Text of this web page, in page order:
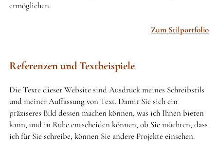
ermöglichen.
Zum Stilportfolio
Referenzen und Textbeispiele
Die Texte dieser Website sind Ausdruck meines Schreibstils
und meiner Auffassung von Text. Damit Sie sich ein
präziseres Bild dessen machen können, was ich Ihnen bieten
kann, und in Ruhe entscheiden können, ob Sie möchten, dass
ich für Sie schreibe, können Sie andere Projekte einsehen.